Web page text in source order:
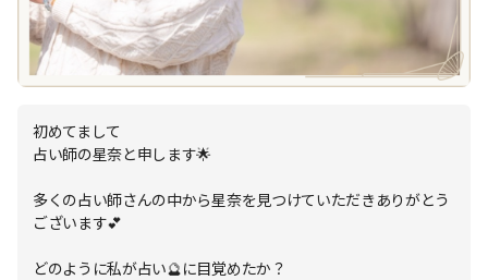
初めてまして
占い師の星奈と申します🌟
多くの占い師さんの中から星奈を見つけていただきありがとう
ございます💕
どのように私が占い🔮に目覚めたか？